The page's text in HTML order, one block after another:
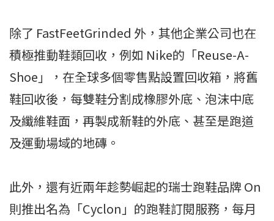
除了 FastFeetGrinded 外，其他企業公司也在
積極推動鞋類回收，例如 Nike的「Reuse-A-
Shoe」，在全球多個零售點設置回收箱，將舊
鞋回收後，每雙鞋分割成橡膠外底、泡沫中底
及纖維鞋面，再製成新鞋的外底、甚至是跑道
及運動場域的地磚。
此外，還有近兩年趁勢崛起的瑞士跑鞋品牌 On
則推出名為「Cyclon」的跑鞋訂閱服務，每月